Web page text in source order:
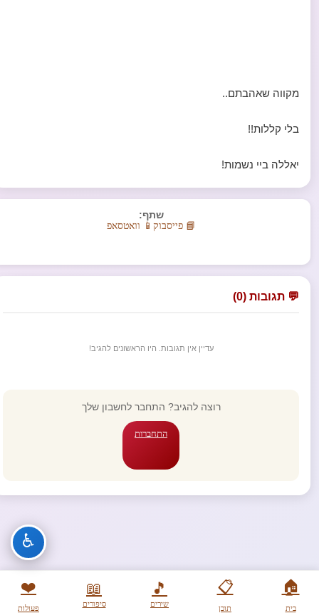
🏠
בית
📋
תוכן
🎵
שירים
📖
סיפורים
❤️
פעולות
מקווה שאהבתם..
בלי קללות!!
יאללה ביי נשמות!
שתף:
📘 פייסבוק 📱 וואטסאפ
💬 תגובות (0)
עדיין אין תגובות. היו הראשונים להגיב!
רוצה להגיב? התחבר לחשבון שלך
התחברות
♿